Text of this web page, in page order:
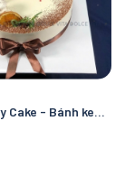
[1282] Berry Cake - Bánh kem mứt dâu tằm tặng sinh nhật ông bà